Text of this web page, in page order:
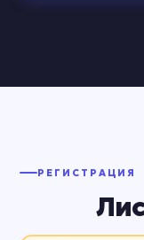
РЕГИСТРАЦИЯ